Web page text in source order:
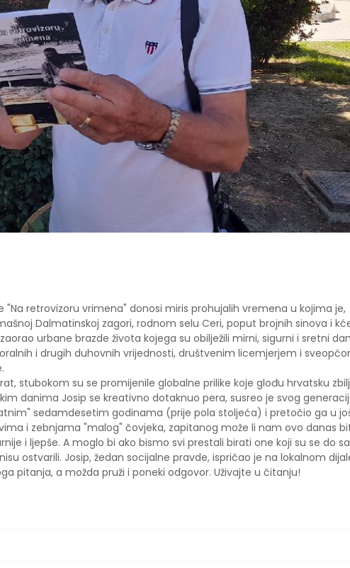
"Na retrovizoru vrimena" donosi miris prohujalih vremena u kojima je,
Dalmatinskoj zagori, rodnom selu Ceri, poput brojnih sinova i
urbane brazde života kojega su obilježili mirni, sigurni i sretni
i drugih duhovnih vrijednosti, društvenim licemjerjem i
stubokom su se promijenile globalne prilike koje glođu hrvatsku
danima Josip se kreativno dotaknuo pera, susreo je svog
sedamdesetim godinama (prije pola stoljeća) i pretočio ga u
i zebnjama "malog" čovjeka, zapitanog može li nam ovo danas
i ljepše. A moglo bi ako bismo svi prestali birati one koji su se do
ostvarili. Josip, žedan socijalne pravde, ispričao je na lokalnom
pitanja, a možda pruži i poneki odgovor. Uživajte u čitanju!